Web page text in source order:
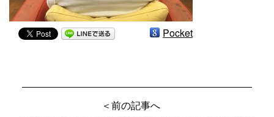
Pocket
＜前の記事へ